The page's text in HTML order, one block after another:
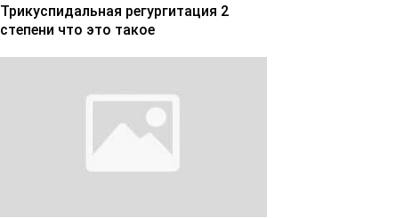
Трикуспидальная регургитация 2
степени что это такое